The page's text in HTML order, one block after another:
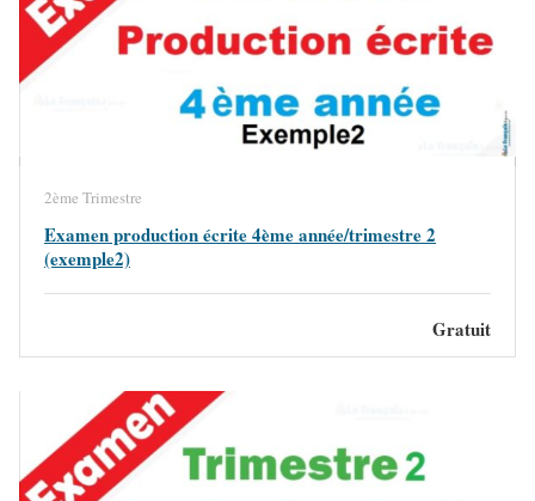
2ème Trimestre
Examen production écrite 4ème année/trimestre 2
(exemple2)
Gratuit